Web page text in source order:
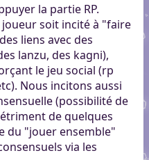
la partie RP.
soit incité à "faire
liens avec des
lanzu, des kagni),
le jeu social (rp
Nous incitons aussi
(possibilité de
de quelques
du "jouer ensemble"
via les